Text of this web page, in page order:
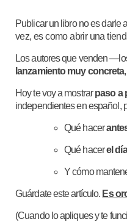
Publicar un libro no es darle
vez, es como abrir una
Los autores que venden
lanzamiento muy concreta
Hoy te voy a mostrarpaso a
independientes en español,
Qué hacer
Qué hacerel
Y cómo
Guárdate este artículo. Es
(Cuando lo apliques y te